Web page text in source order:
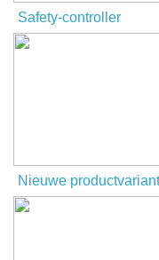
Safety-controller
Nieuwe